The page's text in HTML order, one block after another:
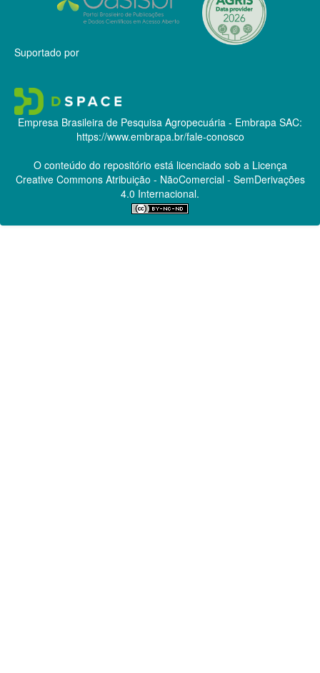
Suportado por
Empresa Brasileira de Pesquisa Agropecuária - Embrapa SAC:
https://www.embrapa.br/fale-conosco
O conteúdo do repositório está licenciado sob a Licença
Creative CommonsAtribuição - NãoComercial - SemDerivações
4.0 Internacional.